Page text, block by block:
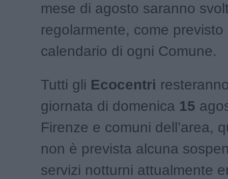
mese di agosto saranno
regolarmente, come previsto
calendario di ogni Comune.
Tutti gli Ecocentri
giornata di domenica 15
Firenze e comuni dell’area,
non è prevista alcuna
servizi notturni attualmente